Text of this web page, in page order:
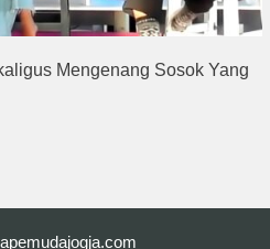
Mengenang Sosok Yang